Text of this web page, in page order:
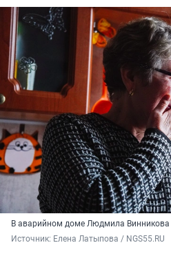
В аварийном доме Людмила Винникова
Источник: Елена Латыпова / NGS55.RU